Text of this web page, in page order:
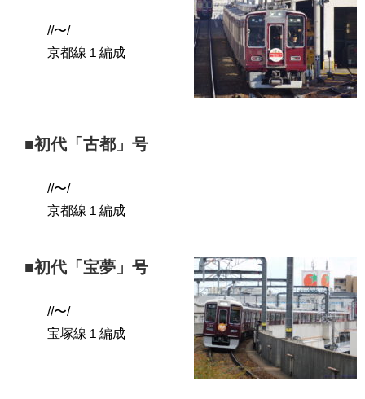
//〜/
京都線１編成
■初代「古都」号
//〜/
京都線１編成
■初代「宝夢」号
//〜/
宝塚線１編成